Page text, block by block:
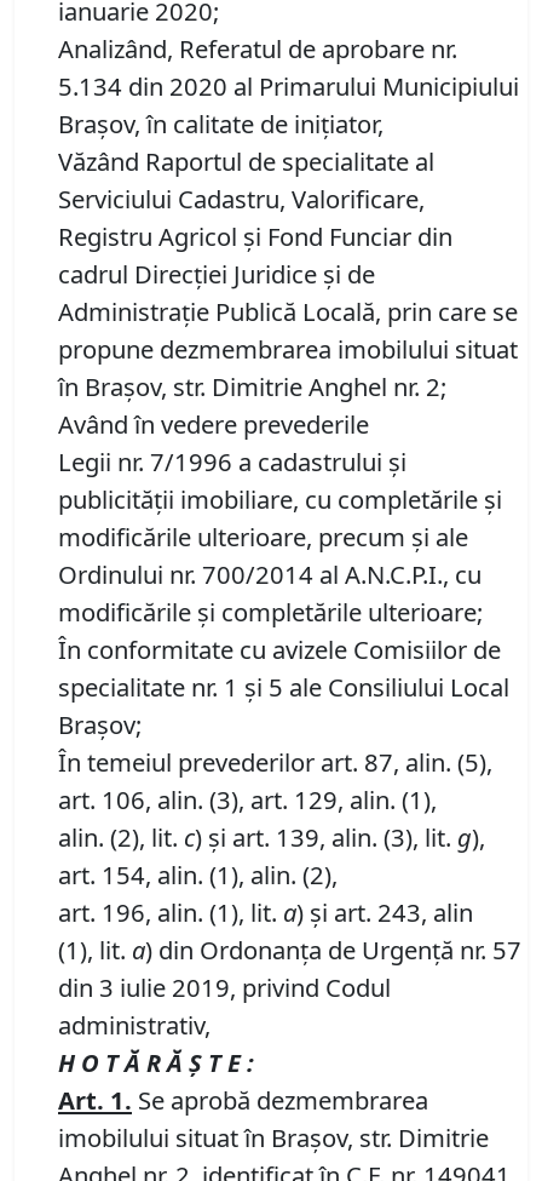
ianuarie 2020;
Analizând, Referatul de aprobare nr.
5.134 din 2020 al Primarului Municipiului
Brașov, în calitate de inițiator,
Văzând Raportul de specialitate al
Serviciului Cadastru, Valorificare,
Registru Agricol şi Fond Funciar din
cadrul Direcţiei Juridice şi de
Administraţie Publică Locală, prin care se
propune dezmembrarea imobilului situat
în Brașov, str. Dimitrie Anghel nr. 2;
Având în vedere prevederile
Legii nr. 7/1996 a cadastrului și
publicității imobiliare, cu completările și
modificările ulterioare, precum și ale
Ordinului nr. 700/2014 al A.N.C.P.I., cu
modificările și completările ulterioare;
În conformitate cu avizele Comisiilor de
specialitate nr. 1 și 5 ale Consiliului Local
Brașov;
În temeiul prevederilor art. 87, alin. (5),
art. 106, alin. (3), art. 129, alin. (1),
alin. (2), lit. c) și art. 139, alin. (3), lit. g),
art. 154, alin. (1), alin. (2),
art. 196, alin. (1), lit. a) și art. 243, alin
(1), lit. a) din Ordonanța de Urgență nr. 57
din 3 iulie 2019, privind Codul
administrativ,
H O T Ă R Ă Ş T E :
Art. 1. Se aprobă dezmembrarea
imobilului situat în Brașov, str. Dimitrie